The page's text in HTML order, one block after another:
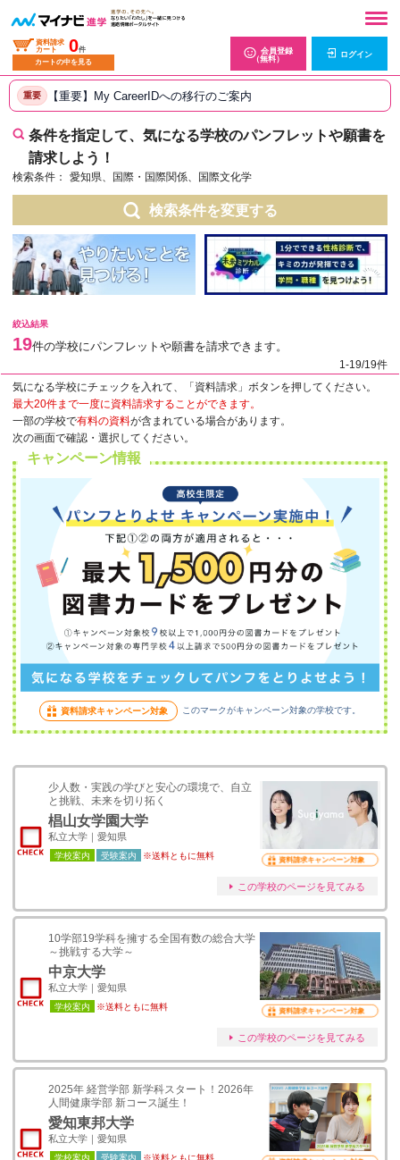
資料請求
カート
0件
カートの中を見る
会員登録
（無料）
ログイン
重要 【重要】My CareerIDへの移行のご案内
条件を指定して、気になる学校のパンフレットや願書を
請求しよう！
検索条件： 愛知県、国際・国際関係、国際文化学
検索条件を変更する
絞込結果
19件の学校にパンフレットや願書を請求できます。
1-19/19件
気になる学校にチェックを入れて、「資料請求」ボタンを押してください。
最大20件まで一度に資料請求することができます。
一部の学校で有料の資料が含まれている場合があります。
次の画面で確認・選択してください。
キャンペーン情報
資料請求キャンペーン対象 このマークがキャンペーン対象の学校です。
少人数・実践の学びと安心の環境で、自立
と挑戦、未来を切り拓く
椙山女学園大学
私立大学｜愛知県
学校案内 受験案内 ※送料ともに無料 資料請求キャンペーン対象
この学校のページを見てみる
10学部19学科を擁する全国有数の総合大学
～挑戦する大学～
中京大学
私立大学｜愛知県
学校案内 ※送料ともに無料 資料請求キャンペーン対象
この学校のページを見てみる
2025年 経営学部 新学科スタート！2026年
人間健康学部 新コース誕生！
愛知東邦大学
私立大学｜愛知県
学校案内 受験案内 ※送料ともに無料